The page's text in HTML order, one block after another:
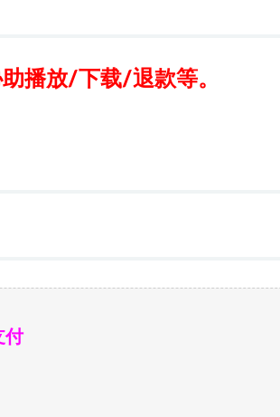
播放/下载/退款等。
付